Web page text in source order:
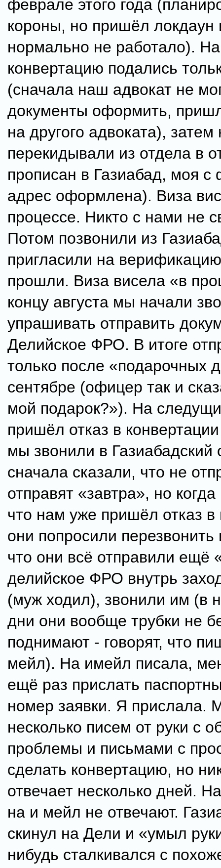
феврале этого года
короны, но пришёл локдаун
нормально не работало). На
конвертацию подались
(сначала наш адвокат не
документы оформить,
на другого адвоката), затем
перекидывали из отдела в
прописан в Газиабад, моя с
адрес оформлена). Виза
процессе. Никто с нами не
Потом позвонили из
пригласили на
прошли. Виза висела «в
концу августа мы начали
упрашивать отправить
Делийское ФРО. В итоге
только после «подарочных
сентябре (офицер так и
мой подарок?»). На
пришёл отказ в
мы звонили в Газиабадский
сначала сказали, что не
отправят «завтра», но
что нам уже пришёл отказ в
они попросили перезвонить
что они всё отправили ещё
делийское ФРО внутрь
(муж ходил), звонили им (в
дни они вообще трубки не
поднимают - говорят, что
мейл). На имейл писала,
ещё раз прислать
номер заявки. Я прислала.
несколько писем от руки с
проблемы и письмами с
сделать конвертацию, но
отвечает несколько дней.
на и мейл не отвечают.
скинул на Дели и «умыл
нибудь сталкивался с